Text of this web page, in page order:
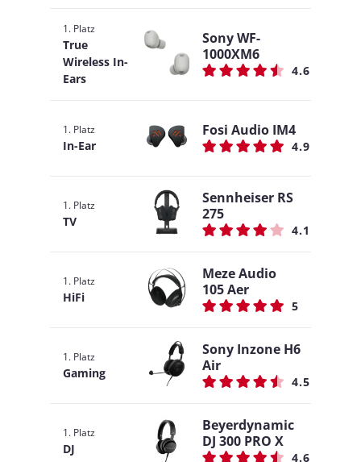
1. Platz
True
Wireless In-
Ears
Sony WF-
1000XM6
4.6
1. Platz
In-Ear
Fosi Audio IM4
4.9
1. Platz
TV
Sennheiser RS
275
4.1
1. Platz
HiFi
Meze Audio
105 Aer
5
1. Platz
Gaming
Sony Inzone H6
Air
4.5
1. Platz
DJ
Beyerdynamic
DJ 300 PRO X
4.6